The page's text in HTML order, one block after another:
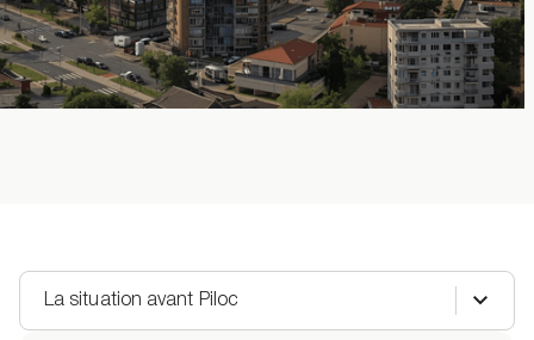
La situation avant Piloc